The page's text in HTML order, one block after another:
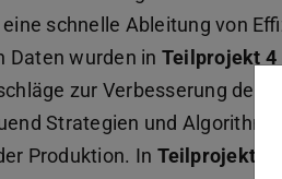
schnelle Ableitung von
Daten wurden in Teilprojekt 4
zur Verbesserung der
Strategien und
Produktion. In Teilprojekt 6